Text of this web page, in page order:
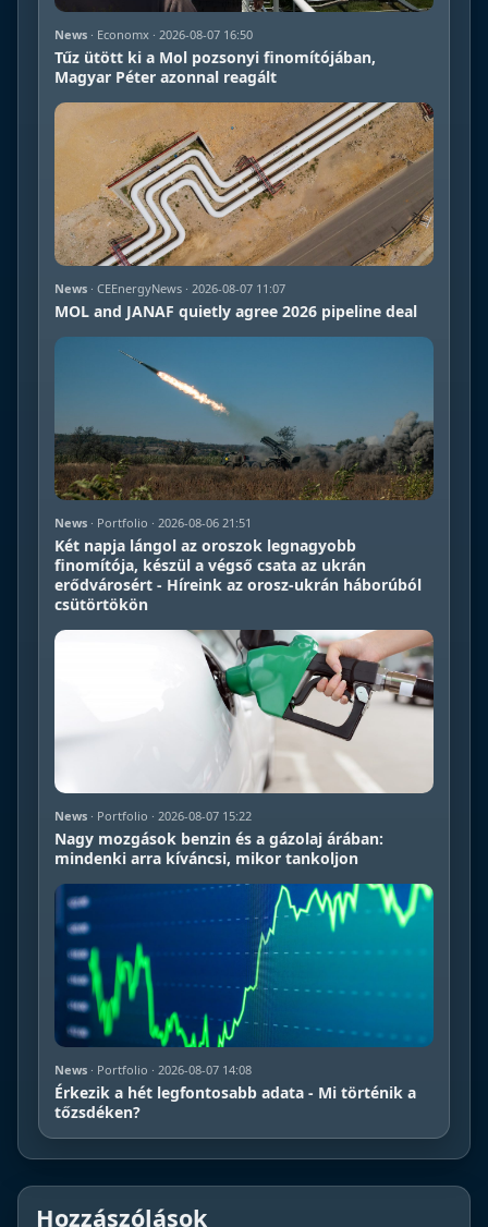
News · Economx · 2026-08-07 16:50
Tűz ütött ki a Mol pozsonyi finomítójában,
Magyar Péter azonnal reagált
News · CEEnergyNews · 2026-08-07 11:07
MOL and JANAF quietly agree 2026 pipeline deal
News · Portfolio · 2026-08-06 21:51
Két napja lángol az oroszok legnagyobb
finomítója, készül a végső csata az ukrán
erődvárosért - Híreink az orosz-ukrán háborúból
csütörtökön
News · Portfolio · 2026-08-07 15:22
Nagy mozgások benzin és a gázolaj árában:
mindenki arra kíváncsi, mikor tankoljon
News · Portfolio · 2026-08-07 14:08
Érkezik a hét legfontosabb adata - Mi történik a
tőzsdéken?
Hozzászólások